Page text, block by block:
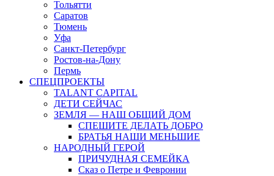
Тольятти
Саратов
Тюмень
Уфа
Санкт-Петербург
Ростов-на-Дону
Пермь
СПЕЦПРОЕКТЫ
TALANT CAPITAL
ДЕТИ СЕЙЧАС
ЗЕМЛЯ — НАШ ОБЩИЙ ДОМ
СПЕШИТЕ ДЕЛАТЬ ДОБРО
БРАТЬЯ НАШИ МЕНЬШИЕ
НАРОДНЫЙ ГЕРОЙ
ПРИЧУДНАЯ СЕМЕЙКА
Сказ о Петре и Февронии